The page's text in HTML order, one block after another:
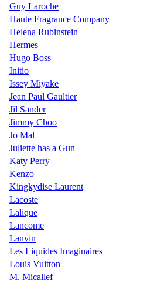
Guy Laroche
Haute Fragrance Company
Helena Rubinstein
Hermes
Hugo Boss
Initio
Issey Miyake
Jean Paul Gaultier
Jil Sander
Jimmy Choo
Jo Mal
Juliette has a Gun
Katy Perry
Kenzo
Kingkydise Laurent
Lacoste
Lalique
Lancome
Lanvin
Les Liquides Imaginaires
Louis Vuitton
M. Micallef